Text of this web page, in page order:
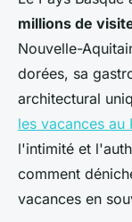
millions de
Nouvelle-
dorées, sa
architectural
les vacances au
l'intimité et
comment
vacances en